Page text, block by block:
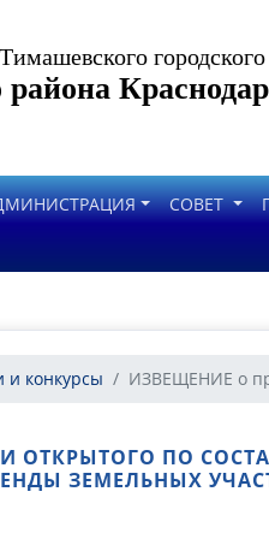
СОВЕТ
и конкурсы ИЗВЕЩЕНИЕ о
ОТКРЫТОГО ПО
ЗЕМЕЛЬНЫХ